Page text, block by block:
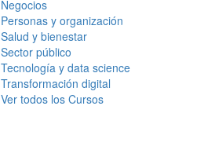
Negocios
Personas y organización
Salud y bienestar
Sector público
Tecnología y data science
Transformación digital
Ver todos los Cursos